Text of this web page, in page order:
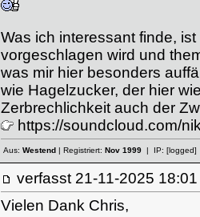
Was ich interessant finde,
vorgeschlagen wird und
was mir hier besonders
wie Hagelzucker, der hier
Zerbrechlichkeit auch der
https://soundcloud.com/
Aus: Westend| Registriert: Nov 1999| IP: [logged]
verfasst 21-11-2025
Vielen Dank Chris,